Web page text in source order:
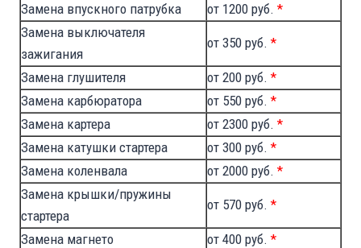
Замена впускного патрубка
от 1200 руб. *
Замена выключателя
зажигания
от 350 руб. *
Замена глушителя от 200 руб. *
Замена карбюратора
от 550 руб. *
Замена картера
от 2300 руб. *
Замена катушки стартера
от 300 руб. *
Замена коленвала
от 2000 руб. *
Замена крышки/пружины
стартера
от 570 руб. *
Замена магнето от 400 руб. *